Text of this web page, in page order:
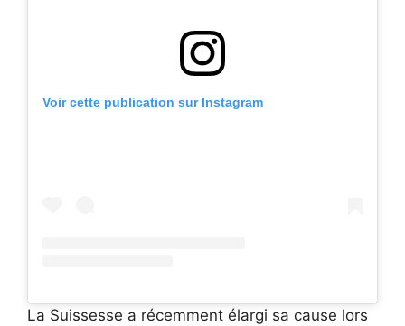
Voir cette publication sur Instagram
La Suissesse a récemment élargi sa cause lors